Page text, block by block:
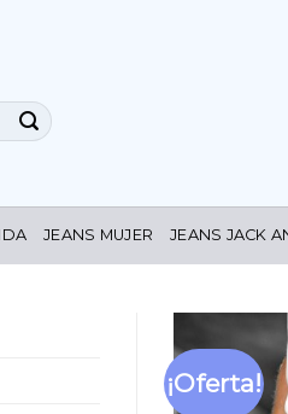
JEANS MUJER JEANS JACK
¡Oferta!